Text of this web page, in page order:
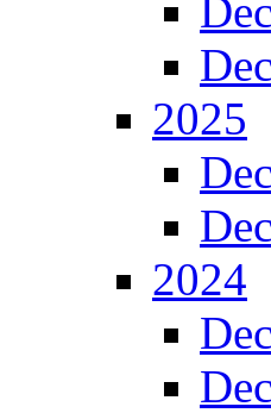
2025
2024